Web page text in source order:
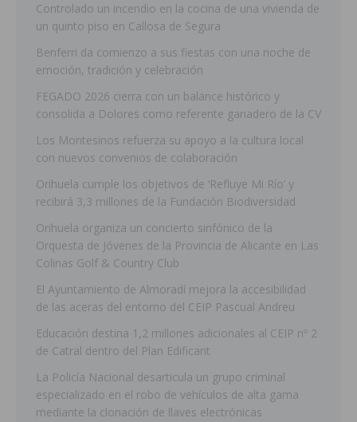
Controlado un incendio en la cocina de una vivienda de
un quinto piso en Callosa de Segura
Benferri da comienzo a sus fiestas con una noche de
emoción, tradición y celebración
FEGADO 2026 cierra con un balance histórico y
consolida a Dolores como referente ganadero de la CV
Los Montesinos refuerza su apoyo a la cultura local
con nuevos convenios de colaboración
Orihuela cumple los objetivos de ‘Refluye Mi Río’ y
recibirá 3,3 millones de la Fundación Biodiversidad
Orihuela organiza un concierto sinfónico de la
Orquesta de Jóvenes de la Provincia de Alicante en Las
Colinas Golf & Country Club
El Ayuntamiento de Almoradí mejora la accesibilidad
de las aceras del entorno del CEIP Pascual Andreu
Educación destina 1,2 millones adicionales al CEIP nº 2
de Catral dentro del Plan Edificant
La Policía Nacional desarticula un grupo criminal
especializado en el robo de vehículos de alta gama
mediante la clonación de llaves electrónicas